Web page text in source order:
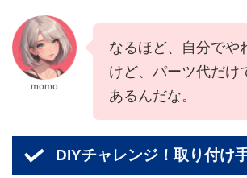
momo
なるほど、自分でや
けど、パーツ代だけ
あるんだな。
DIYチャレンジ！取り付け